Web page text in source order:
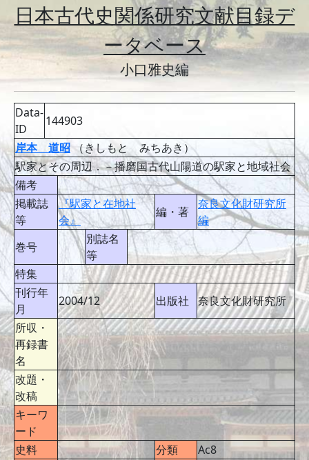
日本古代史関係研究文献目録デ
ータベース
小口雅史編
Data-
ID
144903
岸本 道昭（きしもと みちあき）
駅家とその周辺．－播磨国古代山陽道の駅家と地域社会
備考
掲載誌
等
『駅家と在地社
会』
編・著
奈良文化財研究所
編
巻号
別誌名
等
特集
刊行年
月
2004/12 出版社
奈良文化財研究所
所収・
再録書
名
改題・
改稿
キーワ
ード
史料
分類
Ac8